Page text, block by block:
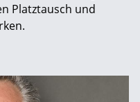
Platztausch und